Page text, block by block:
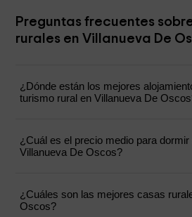
Preguntas frecuentes
rurales en Villanueva De
¿Dónde están los mejores
turismo rural en Villanueva De
¿Cuál es el precio medio para
Villanueva De Oscos?
¿Cuáles son las mejores casas
Oscos?